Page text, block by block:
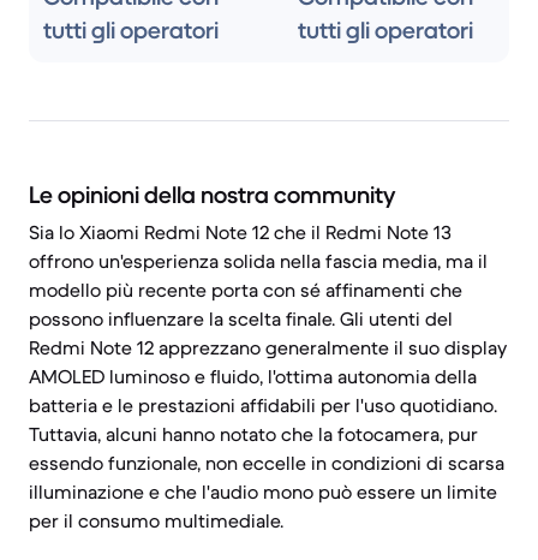
tutti gli operatori
tutti gli operatori
Le opinioni della nostra community
Sia lo Xiaomi Redmi Note 12 che il Redmi Note 13
offrono un'esperienza solida nella fascia media, ma il
modello più recente porta con sé affinamenti che
possono influenzare la scelta finale. Gli utenti del
Redmi Note 12 apprezzano generalmente il suo display
AMOLED luminoso e fluido, l'ottima autonomia della
batteria e le prestazioni affidabili per l'uso quotidiano.
Tuttavia, alcuni hanno notato che la fotocamera, pur
essendo funzionale, non eccelle in condizioni di scarsa
illuminazione e che l'audio mono può essere un limite
per il consumo multimediale.